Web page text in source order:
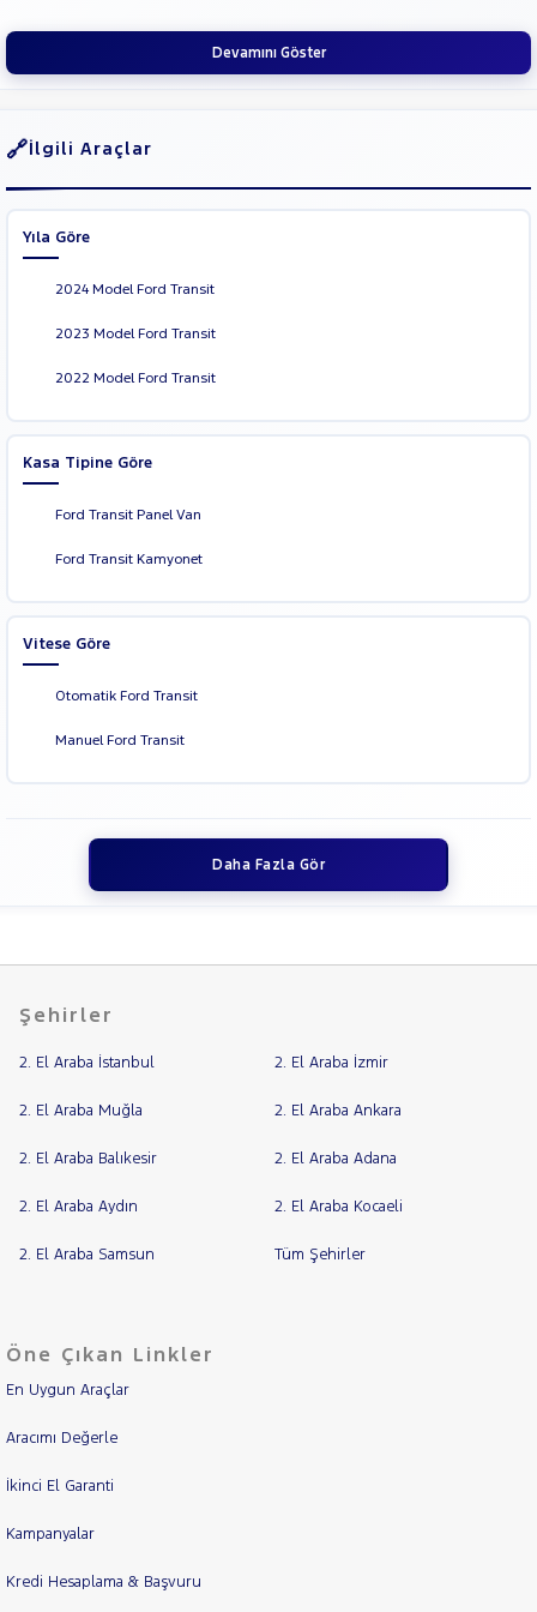
VOLVO
Devamını Göster
İlgili Araçlar
Yıla Göre
2024 Model Ford Transit
2023 Model Ford Transit
2022 Model Ford Transit
Kasa Tipine Göre
Ford Transit Panel Van
Ford Transit Kamyonet
Vitese Göre
Otomatik Ford Transit
Manuel Ford Transit
Daha Fazla Gör
Şehirler
2. El Araba İstanbul 2. El Araba İzmir
2. El Araba Muğla 2. El Araba Ankara
2. El Araba Balıkesir 2. El Araba Adana
2. El Araba Aydın 2. El Araba Kocaeli
2. El Araba Samsun Tüm Şehirler
Öne Çıkan Linkler
En Uygun Araçlar
Aracımı Değerle
İkinci El Garanti
Kampanyalar
Kredi Hesaplama & Başvuru